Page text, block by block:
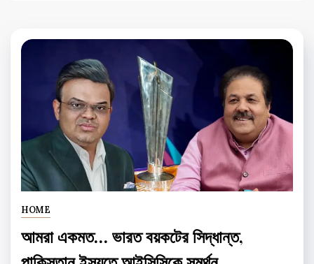
HOME
আমরা একমত… ভারত বয়কটের সিদ্ধান্ত,